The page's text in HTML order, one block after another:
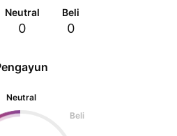
Neutral
Beli
Neutral
0
Beli
0